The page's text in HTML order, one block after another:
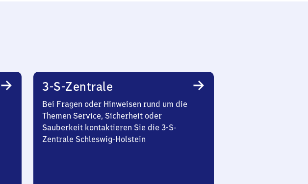
3-S-Zentrale
Bei Fragen oder Hinweisen rund um die
Themen Service, Sicherheit oder
Sauberkeit kontaktieren Sie die 3-S-
Zentrale Schleswig-Holstein